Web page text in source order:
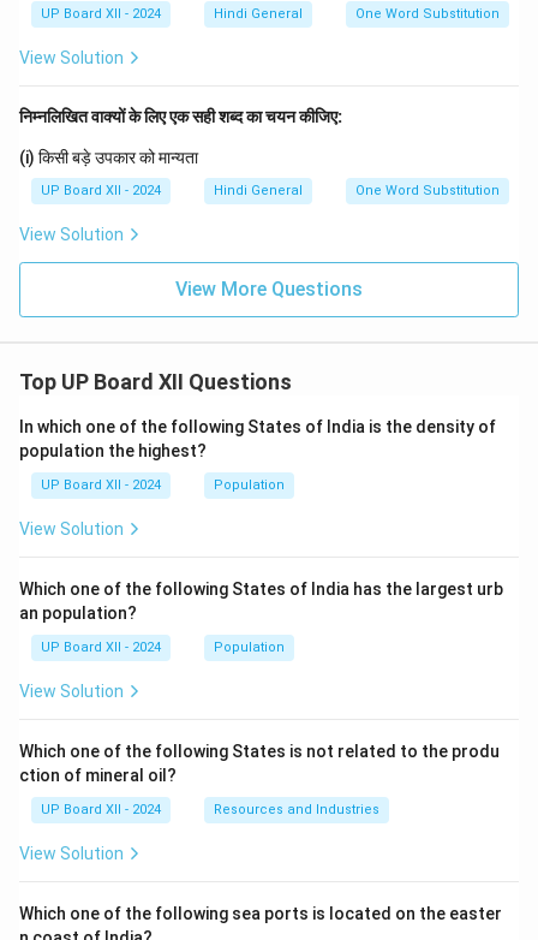
UP Board XII - 2024 Hindi General One Word Substitution
View Solution
निम्नलिखित वाक्यों के लिए एक सही शब्द का चयन कीजिए:
(i) किसी बड़े उपकार को मान्यता
UP Board XII - 2024 Hindi General One Word Substitution
View Solution
View More Questions
Top UP Board XII Questions
In which one of the following States of India is the density of
population the highest?
UP Board XII - 2024 Population
View Solution
Which one of the following States of India has the largest urb
an population?
UP Board XII - 2024 Population
View Solution
Which one of the following States is not related to the produ
ction of mineral oil?
UP Board XII - 2024 Resources and Industries
View Solution
Which one of the following sea ports is located on the easter